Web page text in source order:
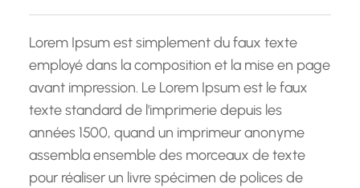
c
hLorem Ipsum est simplement du faux texte
employé dans la composition et la mise en page
avant impression. Le Lorem Ipsum est le faux
texte standard de l'imprimerie depuis les
années 1500, quand un imprimeur anonyme
assembla ensemble des morceaux de texte
pour réaliser un livre spécimen de polices de